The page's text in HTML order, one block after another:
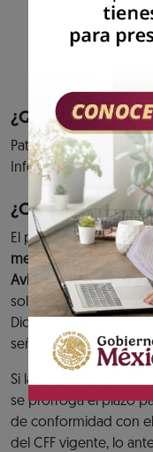
cumplimiento
de vivienda y
¿Quiénes pueden
Patrones que hayan
Infonavit.
¿Cuándo debes
El plazo para
meses contados a
Aviso de Dictamen
solicitado una
Dictamen se tiene
señalada en el Oficio
Si la fecha límite para
se prorroga el plazo
de conformidad con
del CFF vigente, lo